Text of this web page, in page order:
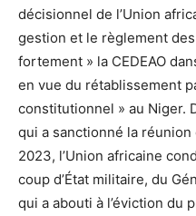
décisionnel de l’Union
gestion et le règlement
fortement » la CEDEAO
en vue du rétablissement
constitutionnel » au Niger.
qui a sanctionné la
2023, l’Union africaine
coup d’État militaire, du
qui a abouti à l’éviction du